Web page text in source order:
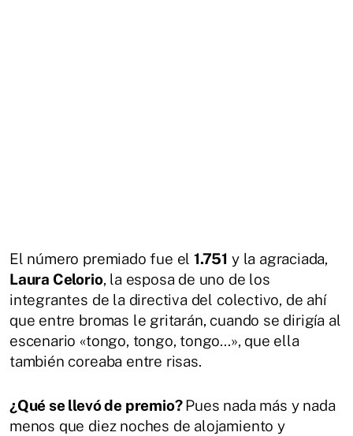
El número premiado fue el1.751 y la agraciada,
Laura Celorio, la esposa de uno de los
integrantes de la directiva del colectivo, de ahí
que entre bromas le gritarán, cuando se dirigía al
escenario «tongo, tongo, tongo...», que ella
también coreaba entre risas.
¿Qué se llevó de premio?Pues nada más y nada
menos que diez noches de alojamiento y